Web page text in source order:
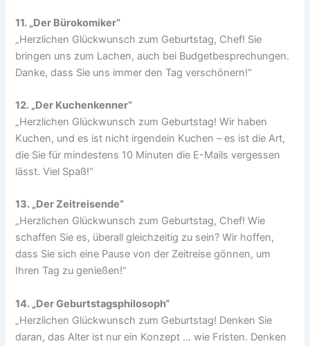
11. „Der Bürokomiker“
„Herzlichen Glückwunsch zum Geburtstag, Chef! Sie
bringen uns zum Lachen, auch bei Budgetbesprechungen.
Danke, dass Sie uns immer den Tag verschönern!“
12. „Der Kuchenkenner“
„Herzlichen Glückwunsch zum Geburtstag! Wir haben
Kuchen, und es ist nicht irgendein Kuchen – es ist die Art,
die Sie für mindestens 10 Minuten die E-Mails vergessen
lässt. Viel Spaß!“
13. „Der Zeitreisende“
„Herzlichen Glückwunsch zum Geburtstag, Chef! Wie
schaffen Sie es, überall gleichzeitig zu sein? Wir hoffen,
dass Sie sich eine Pause von der Zeitreise gönnen, um
Ihren Tag zu genießen!“
14. „Der Geburtstagsphilosoph“
„Herzlichen Glückwunsch zum Geburtstag! Denken Sie
daran, das Alter ist nur ein Konzept … wie Fristen. Denken